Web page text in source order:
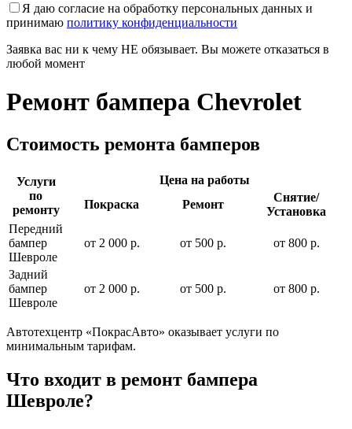
Я даю согласие на обработку персональных данных и
принимаю политику конфиденциальности
Заявка вас ни к чему НЕ обязывает. Вы можете отказаться в
любой момент
Ремонт бампера Chevrolet
Стоимость ремонта бамперов
Услуги
по
ремонту
Цена на работы
Покраска
Ремонт
Снятие/
Установка
Передний
бампер
Шевроле
от 2 000 р. от 500 р. от 800 р.
Задний
бампер
Шевроле
от 2 000 р. от 500 р. от 800 р.
Автотехцентр «ПокрасАвто» оказывает услуги по
минимальным тарифам.
Что входит в ремонт бампера
Шевроле?